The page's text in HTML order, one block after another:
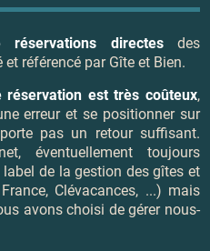
directesdes
référencé par Gîte et Bien.
réservation est très coûteux,
erreur et se positionner sur
pas un retour suffisant.
éventuellement toujours
de la gestion des gîtes et
Clévacances, ...) mais
avons choisi de gérer nous-